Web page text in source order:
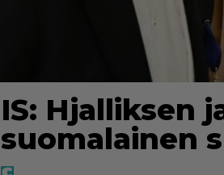
IS: Hjalliksen
suomalainen